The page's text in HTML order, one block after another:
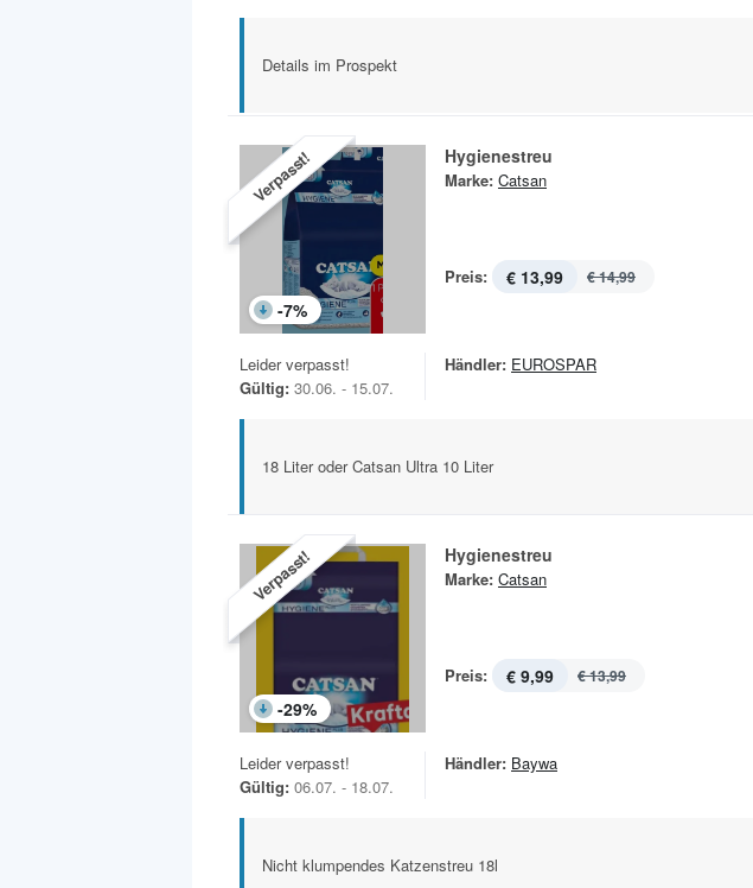
Details im Prospekt
Verpasst!
-7%
Hygienestreu
Marke: Catsan
Preis: € 13,99 € 14,99
Leider verpasst!
Gültig: 30.06. - 15.07.
Händler: EUROSPAR
18 Liter oder Catsan Ultra 10 Liter
Verpasst!
-29%
Hygienestreu
Marke: Catsan
Preis: € 9,99 € 13,99
Leider verpasst!
Gültig: 06.07. - 18.07.
Händler: Baywa
Nicht klumpendes Katzenstreu 18l